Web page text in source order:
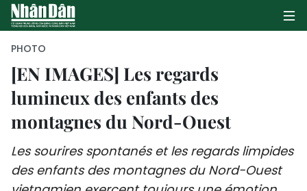
PAGE D'ACCUEIL
POLITIQUE
ÉCONOMIE
PHOTO
[EN IMAGES] Les regards
lumineux des enfants des
montagnes du Nord-Ouest
Les sourires spontanés et les regards limpides
des enfants des montagnes du Nord-Ouest